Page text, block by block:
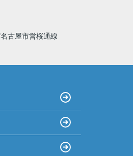
名古屋市営桜通線